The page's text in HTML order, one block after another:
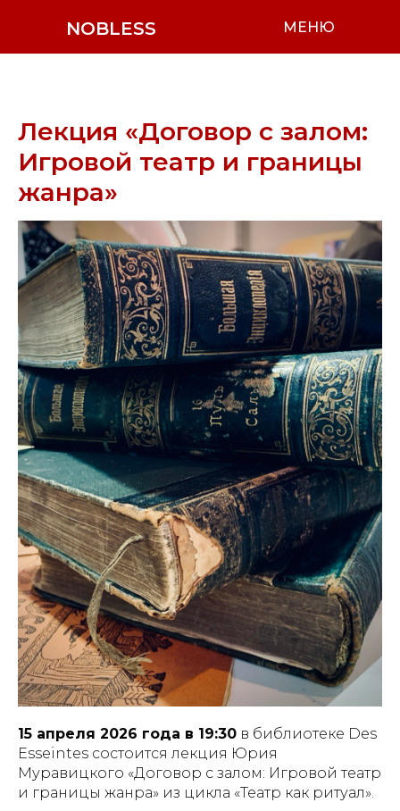
NOBLESS МЕНЮ
Лекция «Договор с залом:
Игровой театр и границы
жанра»
15 апреля 2026 года в 19:30 в библиотеке Des
Esseintes состоится лекция Юрия
Муравицкого «Договор с залом: Игровой театр
и границы жанра» из цикла «Театр как ритуал».